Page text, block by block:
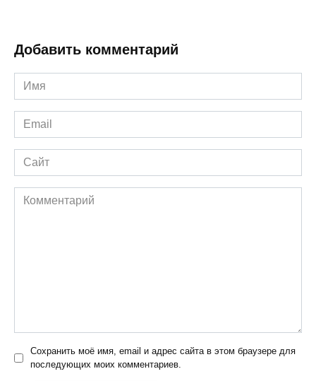
Добавить комментарий
Имя
*
Email
*
Сайт
Комментарий
Сохранить моё имя, email и адрес сайта в этом браузере для
последующих моих комментариев.